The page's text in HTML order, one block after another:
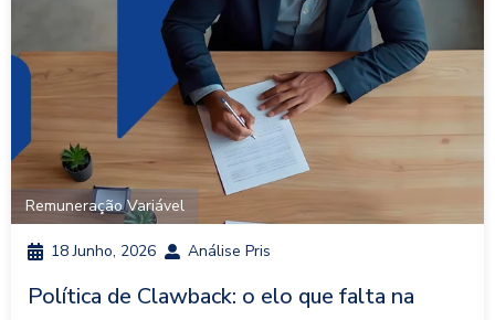
Remuneração Variável
18 Junho, 2026 Análise Pris
Política de Clawback: o elo que falta na